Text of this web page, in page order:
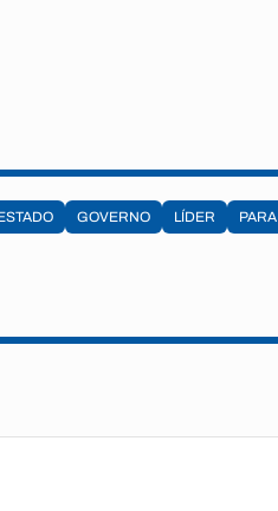
GOVERNO LÍDER